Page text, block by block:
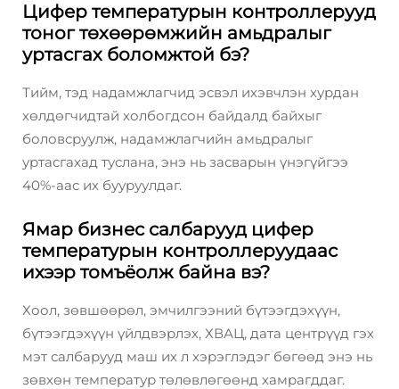
Цифер температурын контроллерууд
тоног төхөөрөмжийн амьдралыг
уртасгах боломжтой бэ?
Тийм, тэд надамжлагчид эсвэл ихэвчлэн хурдан
хөлдөгчидтай холбогдсон байдалд байхыг
боловсруулж, надамжлагчийн амьдралыг
уртасгахад туслана, энэ нь засварын үнэгүйгээ
40%-аас их бууруулдаг.
Ямар бизнес салбарууд цифер
температурын контроллеруудаас
ихээр томъёолж байна вэ?
Хоол, зөвшөөрөл, эмчилгээний бүтээгдэхүүн,
бүтээгдэхүүн үйлдвэрлэх, ХВАЦ, дата центрүүд гэх
мэт салбарууд маш их л хэрэглэдэг бөгөөд энэ нь
зөвхөн температур төлөвлөгөөнд хамрагддаг.